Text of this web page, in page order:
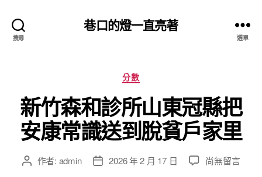
搜尋
巷口的燈一直亮著
選單
分
類
分數
新竹森和診所山東冠縣把
安康常識送到脫貧戶家里
文 作者: admin
文 2026 年 2 月 17 日
在
尚無留言